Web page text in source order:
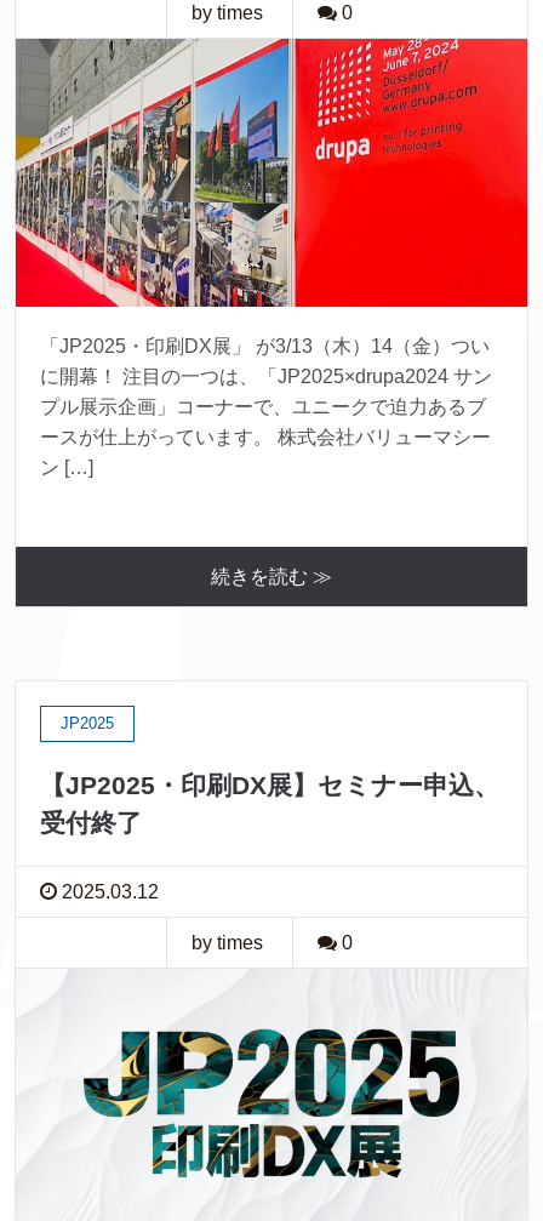
by times 0
「JP2025・印刷DX展」 が3/13（木）14（金）つい
に開幕！ 注目の一つは、「JP2025×drupa2024 サン
プル展示企画」コーナーで、ユニークで迫力あるブ
ースが仕上がっています。 株式会社バリューマシー
ン […]
続きを読む ≫
JP2025
【JP2025・印刷DX展】セミナー申込、
受付終了
2025.03.12
by times 0